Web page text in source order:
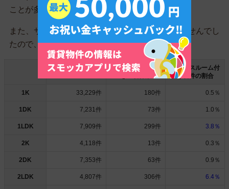
ことが多かったです。
また、サービスルーム付きのワンルームはありませんでし
たので、一覧に記載していません。
全物件数
サービスルーム付
サービスルーム付
き物件の割合
1K 33,229件 180件 0.5％
1DK 7,231件 73件 1.0％
1LDK 7,909件 299件 3.8％
2K 4,118件 13件 0.3％
2DK 7,353件 63件 0.9％
2LDK 4,807件 306件 6.4％